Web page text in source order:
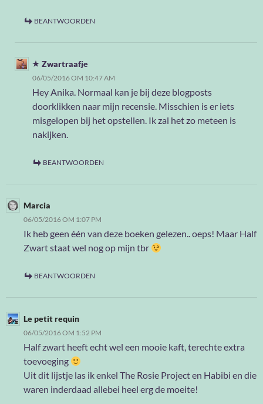
BEANTWOORDEN
Zwartraafje
06/05/2016 OM 10:47 AM
Hey Anika. Normaal kan je bij deze blogposts
doorklikken naar mijn recensie. Misschien is er iets
misgelopen bij het opstellen. Ik zal het zo meteen is
nakijken.
BEANTWOORDEN
Marcia
06/05/2016 OM 1:07 PM
Ik heb geen één van deze boeken gelezen.. oeps! Maar Half
Zwart staat wel nog op mijn tbr
BEANTWOORDEN
Le petit requin
06/05/2016 OM 1:52 PM
Half zwart heeft echt wel een mooie kaft, terechte extra
toevoeging
Uit dit lijstje las ik enkel The Rosie Project en Habibi en die
waren inderdaad allebei heel erg de moeite!